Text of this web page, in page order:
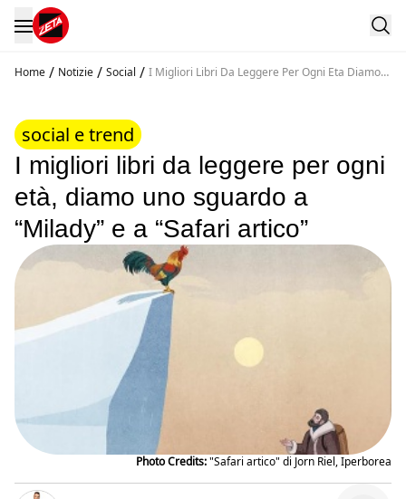
Home / Notizie / Social / I Migliori Libri Da Leggere Per Ogni Eta Diamo
social e trend
I migliori libri da leggere per ogni
età, diamo uno sguardo a
“Milady” e a “Safari artico”
Photo Credits:"Safari artico" di Jorn Riel, Iperborea